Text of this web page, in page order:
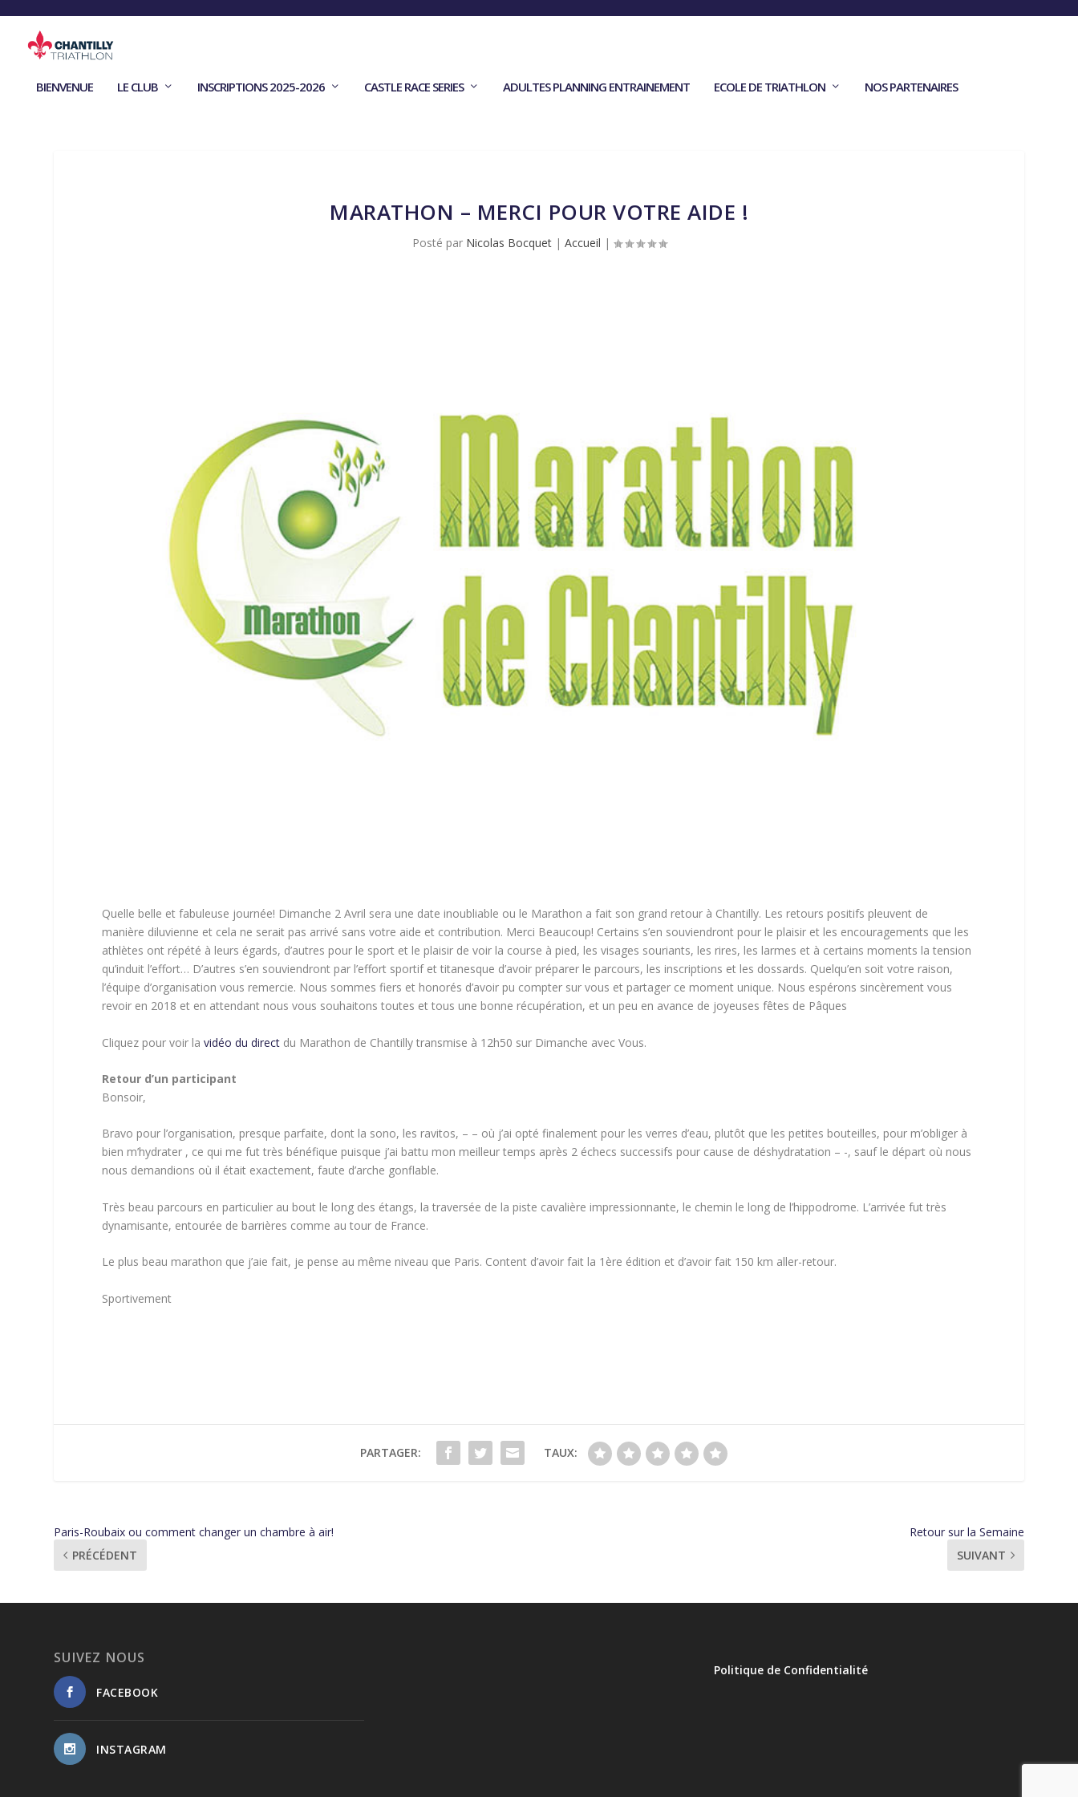
BIENVENUE LE CLUB INSCRIPTIONS 2025-2026 CASTLE RACE SERIES ADULTES PLANNING ENTRAINEMENT ECOLE DE TRIATHLON NOS PARTENAIRES
MARATHON – MERCI POUR VOTRE AIDE !
Posté par Nicolas Bocquet| Accueil |
Quelle belle et fabuleuse journée! Dimanche 2 Avril sera une date inoubliable ou le Marathon a fait son grand retour à Chantilly. Les retours positifs pleuvent de
manière diluvienne et cela ne serait pas arrivé sans votre aide et contribution. Merci Beaucoup! Certains s’en souviendront pour le plaisir et les encouragements que les
athlètes ont répété à leurs égards, d’autres pour le sport et le plaisir de voir la course à pied, les visages souriants, les rires, les larmes et à certains moments la tension
qu’induit l’effort… D’autres s’en souviendront par l’effort sportif et titanesque d’avoir préparer le parcours, les inscriptions et les dossards. Quelqu’en soit votre raison,
l’équipe d’organisation vous remercie. Nous sommes fiers et honorés d’avoir pu compter sur vous et partager ce moment unique. Nous espérons sincèrement vous
revoir en 2018 et en attendant nous vous souhaitons toutes et tous une bonne récupération, et un peu en avance de joyeuses fêtes de Pâques
Cliquez pour voir lavidéo du direct du Marathon de Chantilly transmise à 12h50 sur Dimanche avec Vous.
Retour d’un participant
B‌onsoir,
Bravo pour l’organisation, presque parfaite, dont la sono, les ravitos, – – où j’ai opté finalement pour les verres d’eau, plutôt que les petites bouteilles, pour m’obliger à
bien m’hydrater , ce qui me fut très bénéfique puisque j’ai battu mon meilleur temps après 2 échecs successifs pour cause de déshydratation – -, sauf le départ où nous
nous demandions où il était exactement, faute d’arche gonflable.
Très beau parcours en particulier au bout le long des étangs, la traversée de la piste cavalière impressionnante, le chemin le long de l’hippodrome. L’arrivée fut très
dynamisante, entourée de barrières comme au tour de France.
Le plus beau marathon que j’aie fait, je pense au même niveau que Paris. Content d’avoir fait la 1ère édition et d’avoir fait 150 km aller-retour.
Sportivement
PARTAGER: TAUX:
Paris-Roubaix ou comment changer un chambre à air!
PRÉCÉDENT
Retour sur la Semaine
SUIVANT
SUIVEZ NOUS
FACEBOOK
INSTAGRAM
Politique de Confidentialité